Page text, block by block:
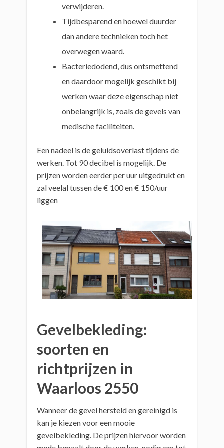
verwijderen.
Tijdbesparend en hoewel duurder
dan andere technieken toch het
overwegen waard.
Bacteriedodend, dus ontsmettend
en daardoor mogelijk geschikt bij
werken waar deze eigenschap niet
onbelangrijk is, zoals de gevels van
medische faciliteiten.
Een nadeel is de geluidsoverlast tijdens de
werken. Tot 90 decibel is mogelijk. De
prijzen worden eerder per uur uitgedrukt en
zal veelal tussen de € 100 en € 150/uur
liggen
Gevelbekleding:
soorten en
richtprijzen in
Waarloos 2550
Wanneer de gevel hersteld en gereinigd is
kan je kiezen voor een mooie
gevelbekleding. De prijzen hiervoor worden